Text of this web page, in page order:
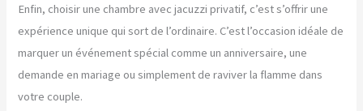
Enfin, choisir une chambre avec jacuzzi privatif, c’est s’offrir une
expérience unique qui sort de l’ordinaire. C’est l’occasion idéale de
marquer un événement spécial comme un anniversaire, une
demande en mariage ou simplement de raviver la flamme dans
votre couple.